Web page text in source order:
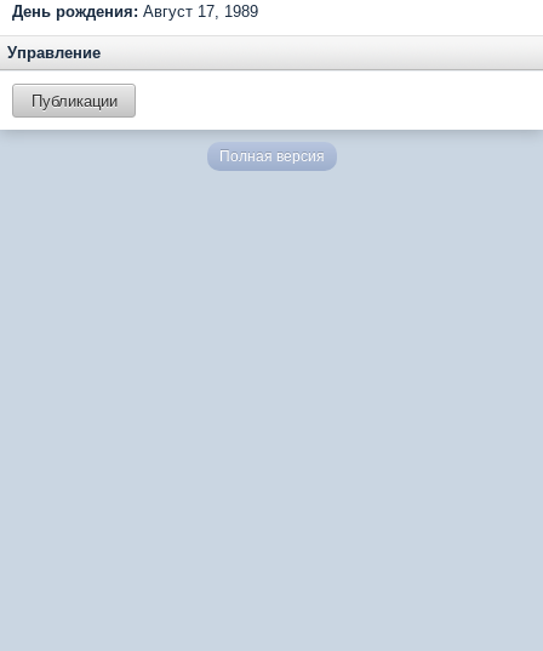
День рождения: Август 17, 1989
Управление
Публикации
Полная версия